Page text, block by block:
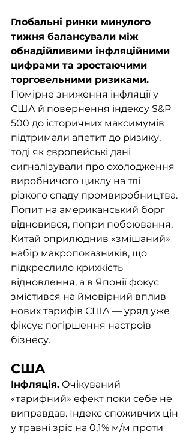
Глобальні ринки минулого
тижня балансували між
обнадійливими інфляційними
цифрами та зростаючими
торговельними ризиками.
Помірне зниження інфляції у
США й повернення індексу S&P
500 до історичних максимумів
підтримали апетит до ризику,
тоді як європейські дані
сигналізували про охолодження
виробничого циклу на тлі
різкого спаду пром­виробництва.
Попит на американський борг
відновився, попри побоювання.
Китай оприлюднив «змішаний»
набір макропоказників, що
підкреслило крихкість
відновлення, а в Японії фокус
змістився на ймовірний вплив
нових тарифів США — уряд уже
фіксує погіршення настроїв
бізнесу.
Інфляція. Очікуваний
«тарифний» ефект поки себе не
виправдав. Індекс споживчих цін
у травні зріс на 0,1% м/м проти